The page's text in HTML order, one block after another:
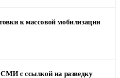
к массовой мобилизации
с ссылкой на разведку